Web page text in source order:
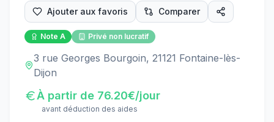
Ajouter aux favoris Comparer
Note A Privé non lucratif
3 rue Georges Bourgoin, 21121 Fontaine-lès-
Dijon
À partir de 76.20€/jour
avant déduction des aides